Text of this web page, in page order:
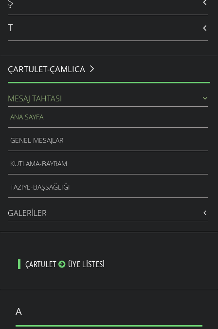
T
ÇARTULET-ÇAMLICA
MESAJ TAHTASI
ANA SAYFA
GENEL MESAJLAR
KUTLAMA-BAYRAM
TAZIYE-BAŞSAĞLIĞI
GALERILER
ÇARTULET ÜYE LISTESI
A